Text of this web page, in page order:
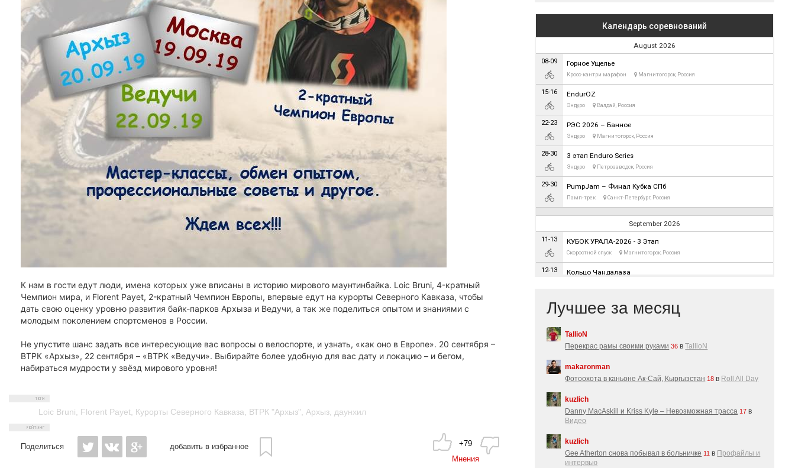
К нам в гости едут люди, имена которых уже вписаны в историю мирового маунтинбайка. Loic Bruni, 4-кратный
Чемпион мира, и Florent Payet, 2-кратный Чемпион Европы, впервые едут на курорты Северного Кавказа, чтобы
дать свою оценку уровню развития байк-парков Архыза и Ведучи, а так же поделиться опытом и знаниями с
молодым поколением спортсменов в России.
Не упустите шанс задать все интересующие вас вопросы о велоспорте, и узнать, «как оно в Европе». 20 сентября –
ВТРК «Архыз», 22 сентября – «ВТРК «Ведучи». Выбирайте более удобную для вас дату и локацию – и бегом,
набираться мудрости у звёзд мирового уровня!
Loic Bruni Florent Payet Курорты Северного Кавказа ВТРК "Архыз" Архыз даунхил
Поделиться добавить в избранное
+79
Мнения
Лучшее за месяц
TallioN
Перекрас рамы своими руками 36 вTallioN
makaronman
Фотоохота в каньоне Ак-Cай, Кыргызстан 18 в Roll All Day
kuzlich
Danny MacAskill и Kriss Kyle – Невозможная трасса 17 в
Видео
kuzlich
Gee Atherton снова побывал в больничке 11 в Профайлы и
интервью